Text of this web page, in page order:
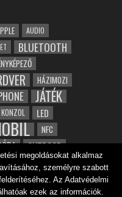
AUDIO
BLUETOOTH
HÁZIMOZI
JÁTÉK
KONZOL LED
NFC
OUTDOOR
TABLET
ZENE ZÖLD
megoldásokat alkalmaz
személyre szabott
Az Adatvédelmi
ezek az információk.